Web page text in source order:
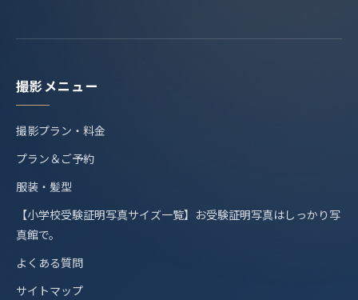
撮影メニュー
撮影プラン・料金
プラン＆ご予約
服装・髪型
【小学校受験証明写真サイズ一覧】お受験証明写真はしっかり写
真館で。
よくある質問
サイトマップ